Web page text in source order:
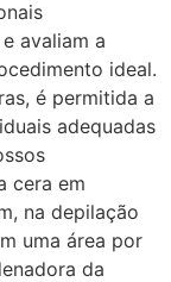
avaliam a
ideal.
é permitida a
adequadas
cera em
na depilação
uma área por
da